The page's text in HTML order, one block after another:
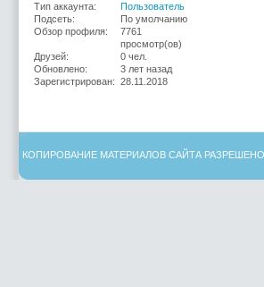
Тип аккаунта:
Пользователь
Подсеть:
По умолчанию
Обзор профиля:
7761
просмотр(ов)
Друзей:
0 чел.
Обновлено:
3 лет назад
Зарегистрирован: 28.11.2018
КОПИРОВАНИЕ МАТЕРИАЛОВ САЙТА